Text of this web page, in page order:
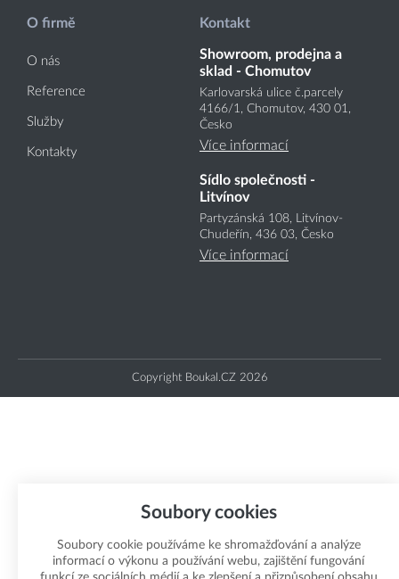
O firmě
O nás
Reference
Služby
Kontakty
Kontakt
Showroom, prodejna a
sklad - Chomutov
Karlovarská ulice č.parcely
4166/1, Chomutov, 430 01,
Česko
Více informací
Sídlo společnosti -
Litvínov
Partyzánská 108, Litvínov-
Chudeřín, 436 03, Česko
Více informací
Copyright Boukal.CZ 2026
Soubory cookies
Soubory cookie používáme ke shromažďování a analýze
informací o výkonu a používání webu, zajištění fungování